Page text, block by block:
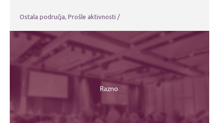
Ostala područja, Prošle aktivnosti /